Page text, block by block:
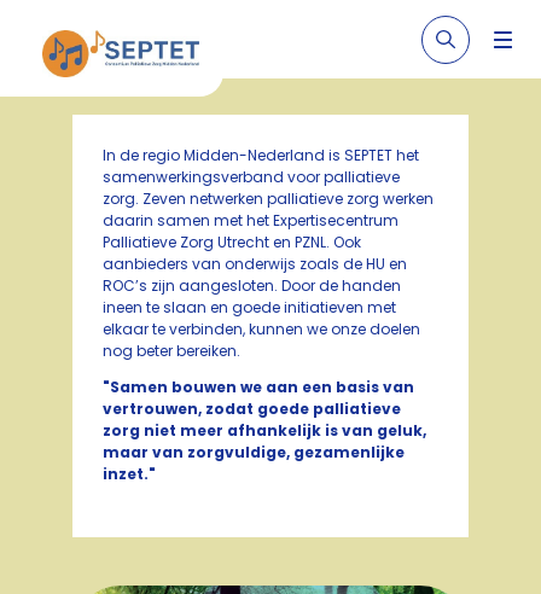
In de regio Midden-Nederland is SEPTET het
samenwerkingsverband voor palliatieve
zorg. Zeven netwerken palliatieve zorg werken
daarin samen met het Expertisecentrum
Palliatieve Zorg Utrecht en PZNL. Ook
aanbieders van onderwijs zoals de HU en
ROC’s zijn aangesloten. Door de handen
ineen te slaan en goede initiatieven met
elkaar te verbinden, kunnen we onze doelen
nog beter bereiken.
"Samen bouwen we aan een basis van
vertrouwen, zodat goede palliatieve
zorg niet meer afhankelijk is van geluk,
maar van zorgvuldige, gezamenlijke
inzet."